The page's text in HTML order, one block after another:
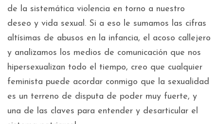
de la sistemática violencia en torno a nuestro
deseo y vida sexual. Si a eso le sumamos las cifras
altísimas de abusos en la infancia, el acoso callejero
y analizamos los medios de comunicación que nos
hipersexualizan todo el tiempo, creo que cualquier
feminista puede acordar conmigo que la sexualidad
es un terreno de disputa de poder muy fuerte, y
una de las claves para entender y desarticular el